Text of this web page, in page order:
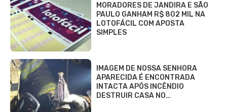
MORADORES DE JANDIRA E SÃO
PAULO GANHAM R$ 802 MIL NA
LOTOFÁCIL COM APOSTA
SIMPLES
IMAGEM DE NOSSA SENHORA
APARECIDA É ENCONTRADA
INTACTA APÓS INCÊNDIO
DESTRUIR CASA NO…